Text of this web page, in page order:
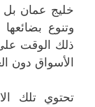
خليج عمان بل
وتنوع
ذلك الوقت
الأسواق دون
تحتوي تلك